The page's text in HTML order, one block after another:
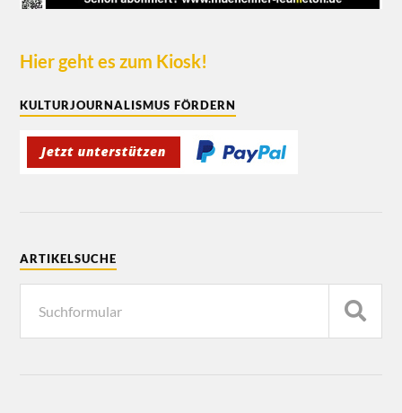
Hier geht es zum Kiosk!
KULTURJOURNALISMUS FÖRDERN
ARTIKELSUCHE